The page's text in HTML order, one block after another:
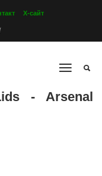
Х-сайт
- Arsenal